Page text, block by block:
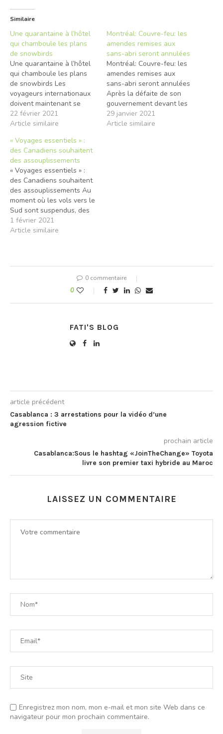
Similaire
Une quarantaine à l’hôtel
qui chamboule les plans
de snowbirds
Une quarantaine à l’hôtel
qui chamboule les plans
de snowbirds Les
voyageurs internationaux
doivent maintenant se
soumettre à un test de
dépistage de la COVID-19
Ceux qui arrivent par la
voie des airs devront
effectuer une quarantaine
dans un l'hôtel approuvé
par le gouvernement
jusqu'à…
22 février 2021
Article similaire
Montréal: Couvre-feu: les
amendes remises aux
sans-abri seront annulées
Montréal: Couvre-feu: les
amendes remises aux
sans-abri seront annulées
Après la défaite de son
gouvernement devant les
tribunaux, François Legault
revient sur ses pas. Les
29 janvier 2021
Article similaire
« Voyages essentiels » :
des Canadiens souhaitent
des assouplissements
« Voyages essentiels » :
des Canadiens souhaitent
des assouplissements Au
moment où les vols vers le
Sud sont suspendus, des
Canadiens qui ont quitté le
pays pour un séjour à
l’assouplissement des
1 février 2021
Article similaire
0 commentaire
0
FATI'S BLOG
article précédent
Casablanca : 3 arrestations pour la vidéo d’une
agression fictive
prochain article
Casablanca:Sous le hashtag «JoinTheChange» Toyota
livre son premier taxi hybride au Maroc
LAISSEZ UN COMMENTAIRE
Enregistrez mon nom, mon e-mail et mon site Web dans ce
navigateur pour mon prochain commentaire.